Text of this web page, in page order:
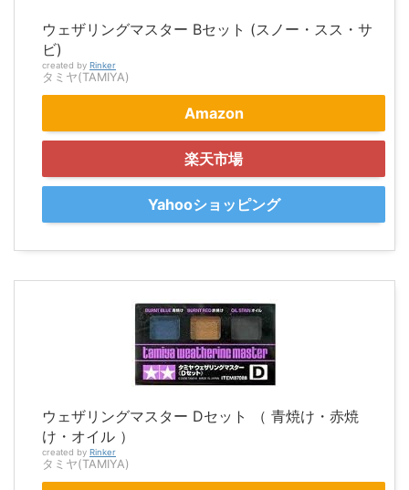
ウェザリングマスター Bセット (スノー・スス・サ
ビ)
created by Rinker
タミヤ(TAMIYA)
Amazon
楽天市場
Yahooショッピング
ウェザリングマスター Dセット （ 青焼け・赤焼
け・オイル ）
created by Rinker
タミヤ(TAMIYA)